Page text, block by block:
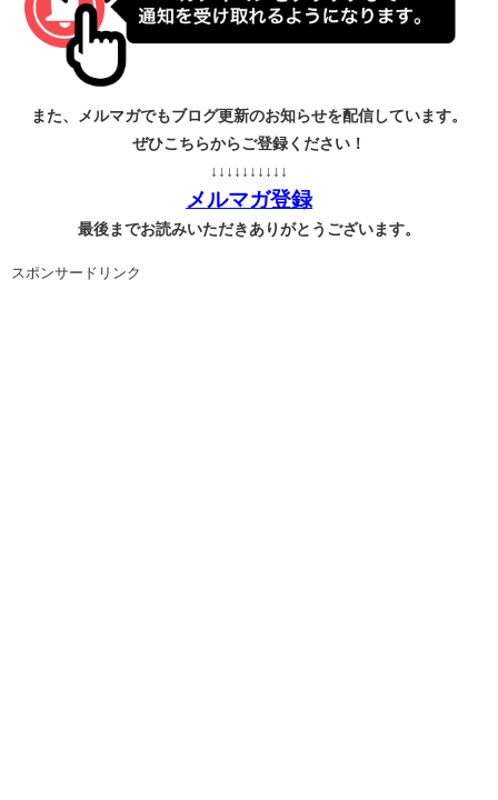
また、メルマガでもブログ更新のお知らせを配信しています。
ぜひこちらからご登録ください！
↓↓↓↓↓↓↓↓↓↓
メルマガ登録
最後までお読みいただきありがとうございます。
スポンサードリンク